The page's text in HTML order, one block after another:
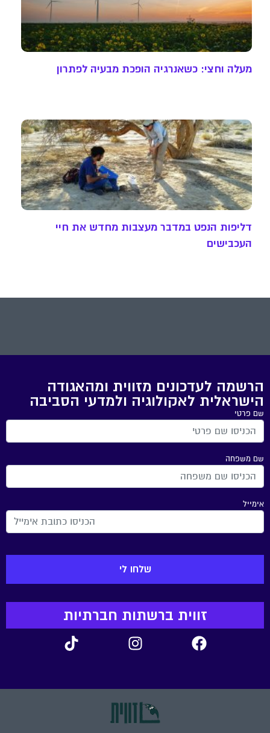
מעלה וחצי: כשאנרגיה הופכת מבעיה לפתרון
דליפות הנפט במדבר מעצבות מחדש את חיי
העכבישים
הרשמה לעדכונים מזווית ומהאגודה
הישראלית לאקולוגיה ולמדעי הסביבה
שם פרטי
שם משפחה
אימייל
זווית ברשתות חברתיות